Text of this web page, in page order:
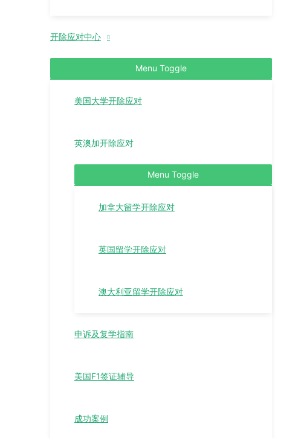
开除应对中心
Menu Toggle
美国大学开除应对
英澳加开除应对
Menu Toggle
加拿大留学开除应对
英国留学开除应对
澳大利亚留学开除应对
申诉及复学指南
美国F1签证辅导
成功案例